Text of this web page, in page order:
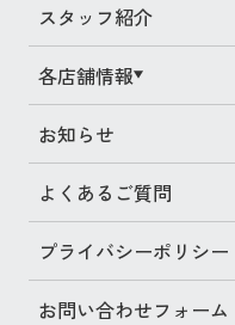
スタッフ紹介
各店舗情報
- 大阪市
- 豊中市
- 箕面市
- 吹田市
お知らせ
よくあるご質問
プライバシーポリシー
お問い合わせフォーム